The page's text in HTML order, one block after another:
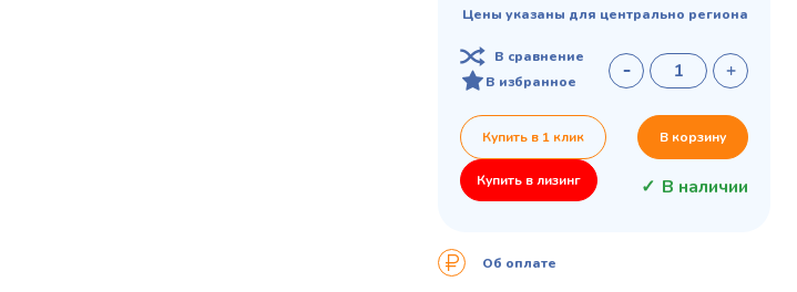
Цены указаны для центрально региона
В сравнение
В избранное
Купить в 1 клик В корзину
Купить в лизинг В наличии
Об оплате